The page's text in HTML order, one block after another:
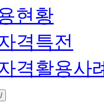
현황
격특전
격활용사